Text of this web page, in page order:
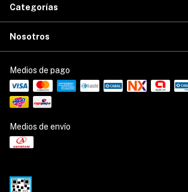
Categorías
Nosotros
Medios de pago
Medios de envío